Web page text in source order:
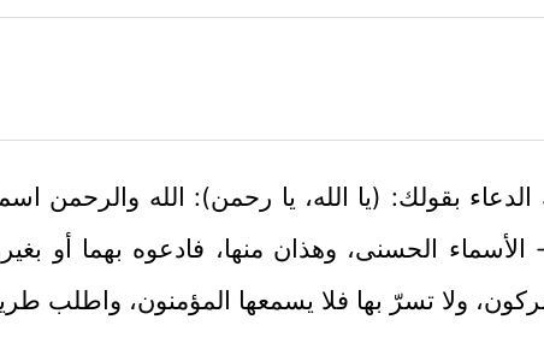
بقولك: (يا الله، يا رحمن): الله والرحمن
الحسنى، وهذان منها، فادعوه بهما أو
ولا تسرّ بها فلا يسمعها المؤمنون، واطلب